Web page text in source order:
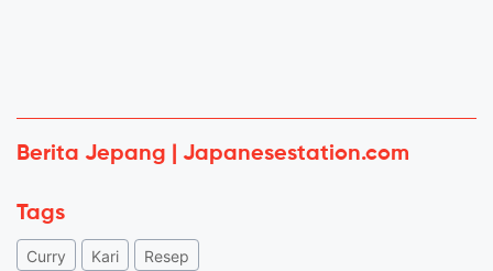
Berita Jepang | Japanesestation.com
Tags
Curry Kari Resep